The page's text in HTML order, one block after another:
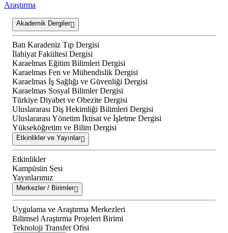
Araştırma
Akademik Dergiler
Batı Karadeniz Tıp Dergisi
İlahiyat Fakültesi Dergisi
Karaelmas Eğitim Bilimleri Dergisi
Karaelmas Fen ve Mühendislik Dergisi
Karaelmas İş Sağlığı ve Güvenliği Dergisi
Karaelmas Sosyal Bilimler Dergisi
Türkiye Diyabet ve Obezite Dergisi
Uluslararası Diş Hekimliği Bilimleri Dergisi
Uluslararası Yönetim İktisat ve İşletme Dergisi
Yükseköğretim ve Bilim Dergisi
Etkinlikler ve Yayınlar
Etkinlikler
Kampüsün Sesi
Yayınlarımız
Merkezler / Birimler
Uygulama ve Araştırma Merkezleri
Bilimsel Araştırma Projeleri Birimi
Teknoloji Transfer Ofisi